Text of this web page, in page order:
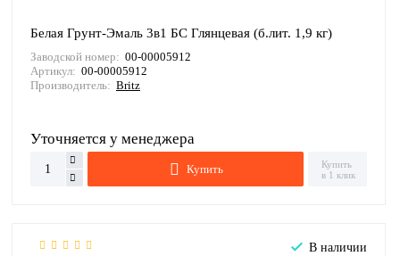
Белая Грунт-Эмаль 3в1 БС Глянцевая (б.лит. 1,9 кг)
Заводской номер: 00-00005912
Артикул: 00-00005912
Производитель: Britz
Уточняется у менеджера
Купить
Купить
в 1 клик
В наличии